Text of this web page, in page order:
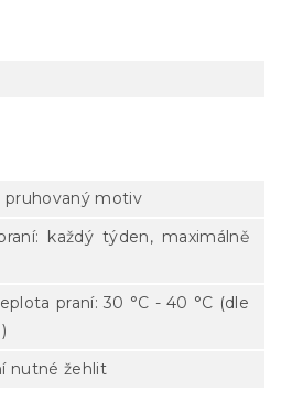
pruhovaný motiv
každý týden, maximálně
praní: 30 °C - 40 °C (dle
nutné žehlit